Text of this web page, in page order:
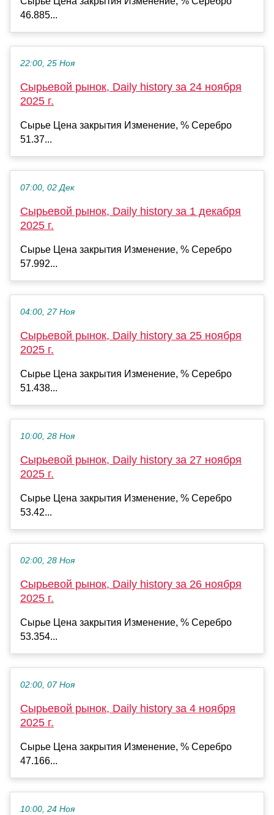
46.885...
22:00, 25 Ноя
Сырьевой рынок, Daily history за 24 ноября
2025 г.
Сырье Цена закрытия Изменение, % Серебро
51.37...
07:00, 02 Дек
Сырьевой рынок, Daily history за 1 декабря
2025 г.
Сырье Цена закрытия Изменение, % Серебро
57.992...
04:00, 27 Ноя
Сырьевой рынок, Daily history за 25 ноября
2025 г.
Сырье Цена закрытия Изменение, % Серебро
51.438...
10:00, 28 Ноя
Сырьевой рынок, Daily history за 27 ноября
2025 г.
Сырье Цена закрытия Изменение, % Серебро
53.42...
02:00, 28 Ноя
Сырьевой рынок, Daily history за 26 ноября
2025 г.
Сырье Цена закрытия Изменение, % Серебро
53.354...
02:00, 07 Ноя
Сырьевой рынок, Daily history за 4 ноября
2025 г.
Сырье Цена закрытия Изменение, % Серебро
47.166...
10:00, 24 Ноя